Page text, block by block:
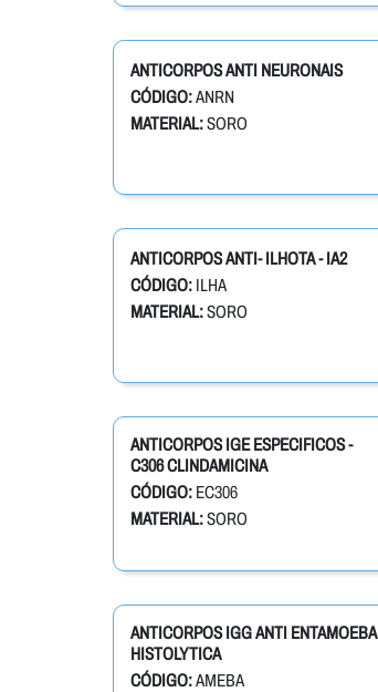
ANTICORPOS ANTI NEURONAIS
CÓDIGO:ANRN
MATERIAL:SORO
ANTICORPOS ANTI- ILHOTA - IA2
CÓDIGO: ILHA
MATERIAL:SORO
ANTICORPOS IGE ESPECIFICOS -
C306 CLINDAMICINA
CÓDIGO: EC306
MATERIAL:SORO
ANTICORPOS IGG ANTI ENTAMOEBA
HISTOLYTICA
CÓDIGO:AMEBA